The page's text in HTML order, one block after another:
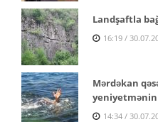
Landşaftla
16:19 /
Mərdəkan
yeniyetmənin
14:34 /